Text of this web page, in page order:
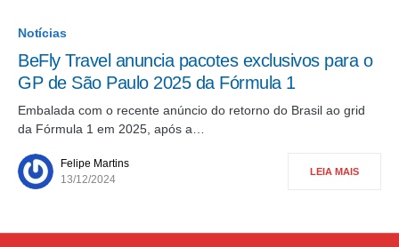
Notícias
BeFly Travel anuncia pacotes exclusivos para o
GP de São Paulo 2025 da Fórmula 1
Embalada com o recente anúncio do retorno do Brasil ao grid
da Fórmula 1 em 2025, após a…
Felipe Martins
13/12/2024
LEIA MAIS